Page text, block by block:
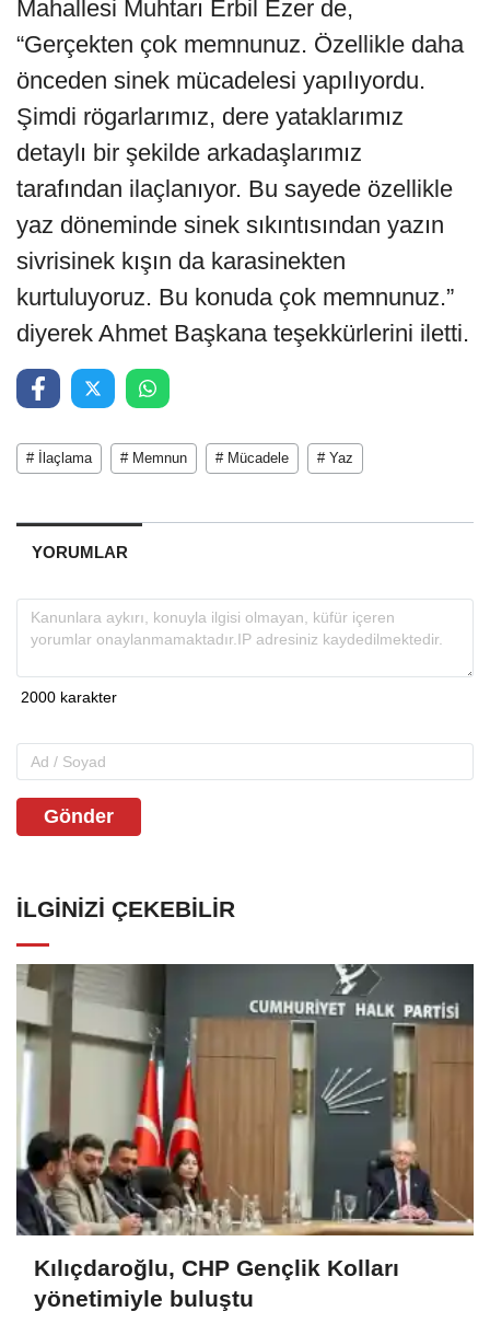
Mahallesi Muhtarı Erbil Ezer de,
“Gerçekten çok memnunuz. Özellikle daha
önceden sinek mücadelesi yapılıyordu.
Şimdi rögarlarımız, dere yataklarımız
detaylı bir şekilde arkadaşlarımız
tarafından ilaçlanıyor. Bu sayede özellikle
yaz döneminde sinek sıkıntısından yazın
sivrisinek kışın da karasinekten
kurtuluyoruz. Bu konuda çok memnunuz.”
diyerek Ahmet Başkana teşekkürlerini iletti.
# İlaçlama # Memnun # Mücadele # Yaz
YORUMLAR
Gönder
İLGINIZI ÇEKEBILIR
Kılıçdaroğlu, CHP Gençlik Kolları
yönetimiyle buluştu